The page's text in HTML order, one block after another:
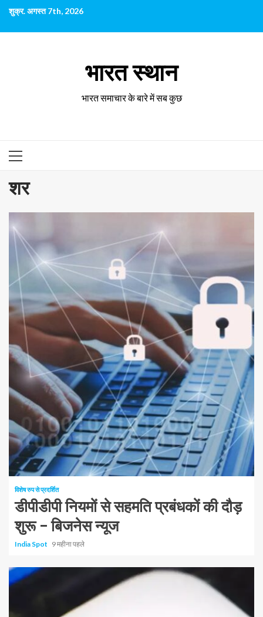
छोड़कर
सामग्री
पर
शुक्र. अगस्त 7th, 2026
भारत स्थान
भारत समाचार के बारे में सब कुछ
प्राथमिक
शर
1 न्यूनतम पढ़ा
विशेष रुप से प्रदर्शित
डीपीडीपी नियमों से सहमति प्रबंधकों की दौड़
शुरू – बिजनेस न्यूज
India Spot 9 महीना पहले